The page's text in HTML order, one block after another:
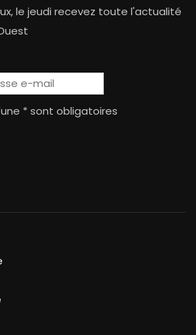
le jeudi recevez toute l'actualité
* sont obligatoires